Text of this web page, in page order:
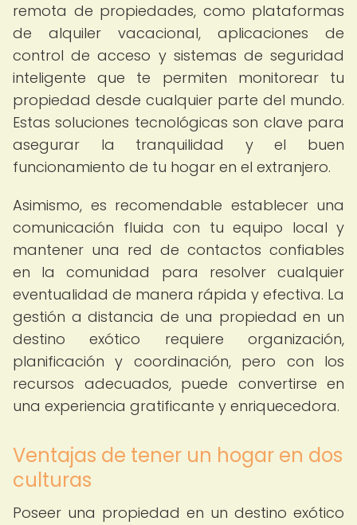
remota de propiedades, como plataformas
de alquiler vacacional, aplicaciones de
control de acceso y sistemas de seguridad
inteligente que te permiten monitorear tu
propiedad desde cualquier parte del mundo.
Estas soluciones tecnológicas son clave para
asegurar la tranquilidad y el buen
funcionamiento de tu hogar en el extranjero.
Asimismo, es recomendable establecer una
comunicación fluida con tu equipo local y
mantener una red de contactos confiables
en la comunidad para resolver cualquier
eventualidad de manera rápida y efectiva. La
gestión a distancia de una propiedad en un
destino exótico requiere organización,
planificación y coordinación, pero con los
recursos adecuados, puede convertirse en
una experiencia gratificante y enriquecedora.
Ventajas de tener un hogar en dos
culturas
Poseer una propiedad en un destino exótico